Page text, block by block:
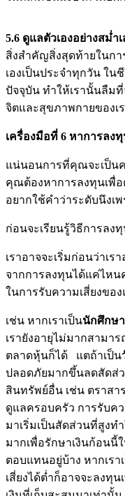
5.6 ดูแลตัวเองอย่างสม่ำ
สิ่งสำคัญสิ่งสุดท้ายในก
เองเป็นประจำทุกวัน ใ
ปัจจุบัน ทำให้เรานั้นลืม
จิตและสุขภาพกายของเ
เครื่องมือที่ 6 หาการลง
แน่นอนการที่คุณจะเป็น
คุณต้องหาการลงทุนเพื่
อยากใช้คำว่าระดับนึงเ
ก่อนจะเรียนรู้วิธีการลง
เราอาจจะเริ่มก่อนว่าเร
จากการลงทุนได้แค่ไห
ในการรับความเสี่ยงขอ
เช่น หากเราเป็นนักศึกษ
เรายังอายุไม่มากสามา
ตลาดหุ้นก็ได้ แตถ้าเป็น
ปลอดภัยมากขึ้นลดสัดส่
สินทรัพย์อื่น เช่น ตราสา
ดูแลครอบครัว การรับคว
มาเริ่มเป็นสัดส่วนที่สูงท
มากเพื่อรักษาเงินก้อนนี้
ตอบแทนอยู่บ้าง หากเรา
เสี่ยงได้ต่ำก็อาจจะลงทุ